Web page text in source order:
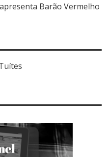
Barão Vermelho